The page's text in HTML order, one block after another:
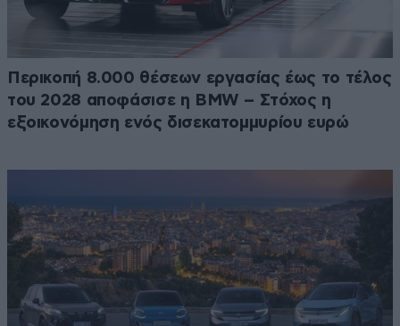
Περικοπή 8.000 θέσεων εργασίας έως το τέλος
του 2028 αποφάσισε η BMW – Στόχος η
εξοικονόμηση ενός δισεκατομμυρίου ευρώ